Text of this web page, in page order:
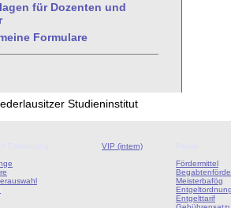
für Dozenten und
Formulare
Studieninstitut
VIP (intern)
Fördermittel
Meisterbafög
Entgelttarif